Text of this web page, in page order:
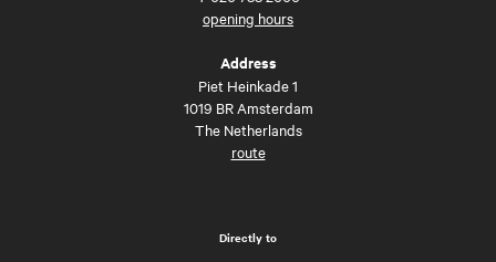
opening hours
Address
Piet Heinkade 1
1019 BR Amsterdam
The Netherlands
route
Directly to